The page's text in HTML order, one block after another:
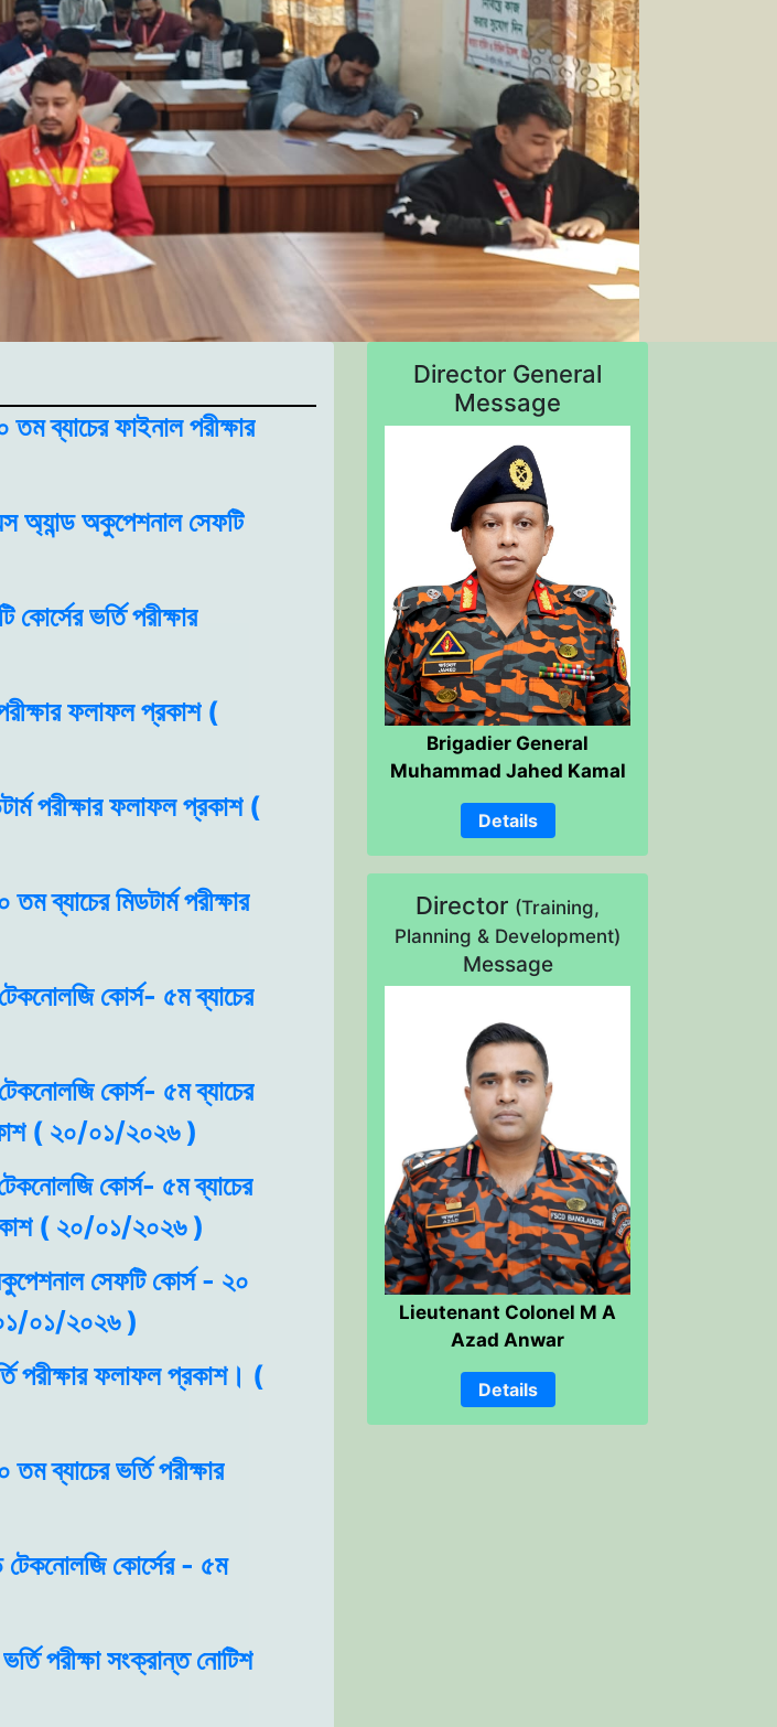
ব্যাচের ফাইনাল পরীক্ষার
অ্যান্ড অকুপেশনাল সেফটি
ভর্তি পরীক্ষার
ফলাফল প্রকাশ (
পরীক্ষার ফলাফল প্রকাশ (
ব্যাচের মিডটার্ম পরীক্ষার
কোর্স- ৫ম ব্যাচের
কোর্স- ৫ম ব্যাচের
( ২০/০১/২০২৬ )
কোর্স- ৫ম ব্যাচের
( ২০/০১/২০২৬ )
সেফটি কোর্স - ২০
০১/০১/২০২৬ )
পরীক্ষার ফলাফল প্রকাশ। (
ব্যাচের ভর্তি পরীক্ষার
টেকনোলজি কোর্সের - ৫ম
পরীক্ষা সংক্রান্ত নোটিশ
Director General
Message
Brigadier General
Muhammad Jahed Kamal
Details
Director (Training,
Planning & Development)
Message
Lieutenant Colonel M A
Azad Anwar
Details